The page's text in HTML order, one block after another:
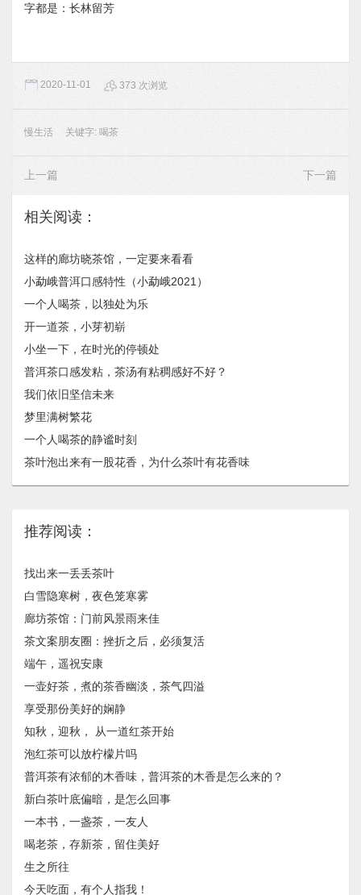
字都是：长林留芳
2020-11-01 373 次浏览
慢生活 关键字: 喝茶
上一篇 下一篇
相关阅读：
这样的廊坊晓茶馆，一定要来看看
小勐峨普洱口感特性（小勐峨2021）
一个人喝茶，以独处为乐
开一道茶，小芽初崭
小坐一下，在时光的停顿处
普洱茶口感发粘，茶汤有粘稠感好不好？
我们依旧坚信未来
梦里满树繁花
一个人喝茶的静谧时刻
茶叶泡出来有一股花香，为什么茶叶有花香味
推荐阅读：
找出来一丢丢茶叶
白雪隐寒树，夜色笼寒雾
廊坊茶馆：门前风景雨来佳
茶文案朋友圈：挫折之后，必须复活
端午，遥祝安康
一壶好茶，煮的茶香幽淡，茶气四溢
享受那份美好的娴静
知秋，迎秋， ​从一道红茶开始
泡红茶可以放柠檬片吗
普洱茶有浓郁的木香味，普洱茶的木香是怎么来的？
新白茶叶底偏暗，是怎么回事
一本书，一盏茶，一友人
喝老茶，存新茶，留住美好
生之所往
今天吃面，有个人指我！